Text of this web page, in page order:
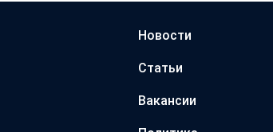
Новости
Статьи
Вакансии